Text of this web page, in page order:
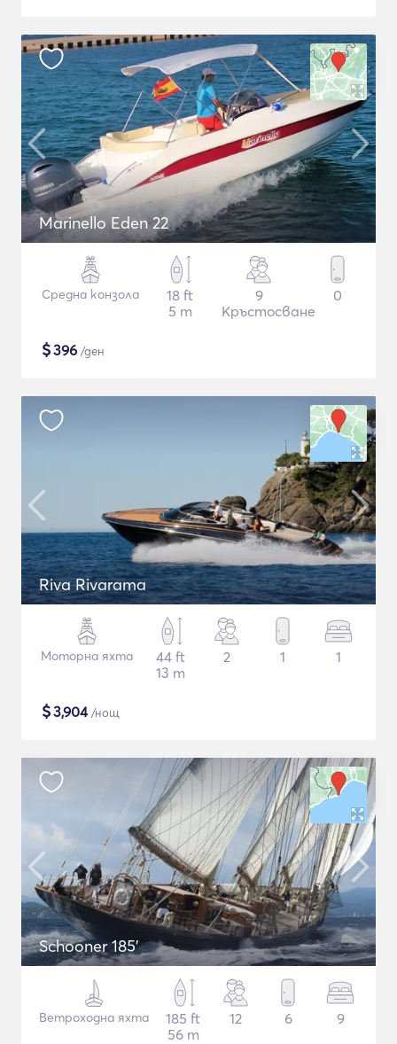
Marinello Eden 22
Средна конзола
18 ft
5 m
9
Кръстосване
0
$396 /ден
Riva Rivarama
Моторна яхта
44 ft
13 m
2 1 1
$3,904/нощ
Schooner 185'
Ветроходна яхта
185 ft
56 m
12 6 9